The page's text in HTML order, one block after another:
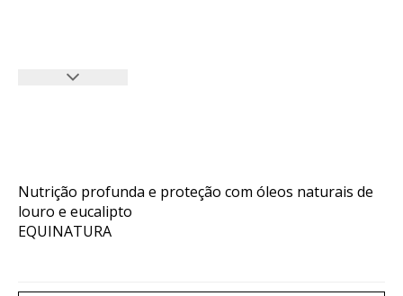
Nutrição profunda e proteção com óleos naturais de
louro e eucalipto
EQUINATURA